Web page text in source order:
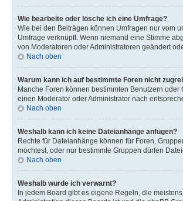
Wie bearbeite oder lösche ich eine Umfrage?
Wie bei den Beiträgen können Umfragen nur vom
Umfrage verknüpft. Wenn niemand eine Stimme
von Moderatoren oder Administratoren geändert
Nach oben
Warum kann ich auf bestimmte Foren nicht
Manche Foren können bestimmten Benutzern
einen Moderator oder Administrator nach
Nach oben
Weshalb kann ich keine Dateianhänge anfügen?
Rechte für Dateianhänge können für Foren,
möchtest, oder nur bestimmte Gruppen dürfen
Nach oben
Weshalb wurde ich verwarnt?
In jedem Board gibt es eigene Regeln, die